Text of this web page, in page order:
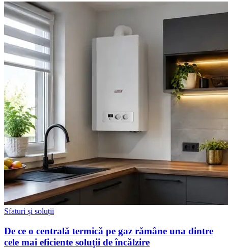
Sfaturi și soluții
De ce o centrală termică pe gaz rămâne una dintre
cele mai eficiente soluții de încălzire